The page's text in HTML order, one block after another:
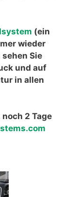
(ein
wieder
Sie
und auf
in allen
2 Tage